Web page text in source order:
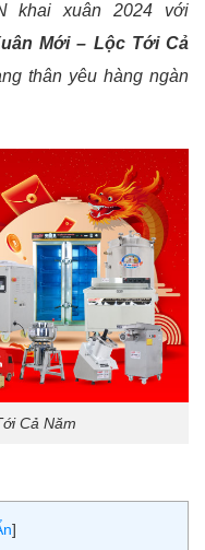
khai xuân 2024 với
Mới – Lộc Tới Cả
thân yêu hàng ngàn
Cả Năm
]